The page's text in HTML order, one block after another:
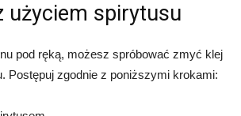
użyciem spirytusu
pod ręką, możesz spróbować zmyć klej
Postępuj zgodnie z poniższymi krokami: